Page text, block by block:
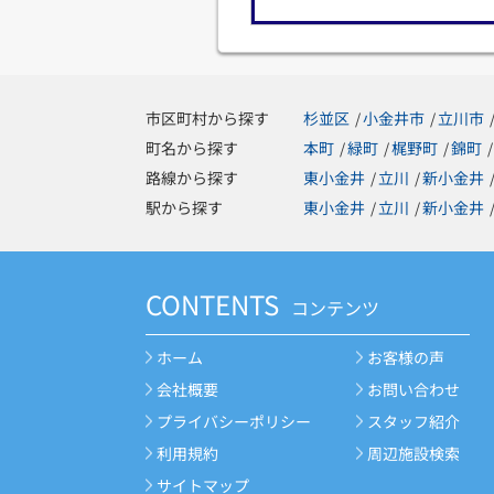
市区町村から探す 杉並区 /小金井市 /立川市 /
町名から探す
本町 /緑町 /梶野町 /錦町 /
路線から探す
東小金井 /立川 /新小金井 /
駅から探す
東小金井 /立川 /新小金井 /
CONTENTS コンテンツ
ホーム
会社概要
プライバシーポリシー
利用規約
サイトマップ
お客様の声
お問い合わせ
スタッフ紹介
周辺施設検索